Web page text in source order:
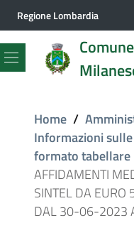
Regione Lombardia
Menu
Home /
Informazioni
formato tabellare
AFFIDAMENTI
SINTEL DA
DAL 30-06-2023